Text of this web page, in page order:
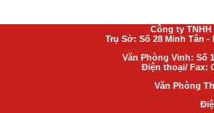
Công ty
Trụ Sở: Số 28 Minh Tân
Văn Phòng Vinh: Số
Điện thoại/ Fax:
Văn Phòng